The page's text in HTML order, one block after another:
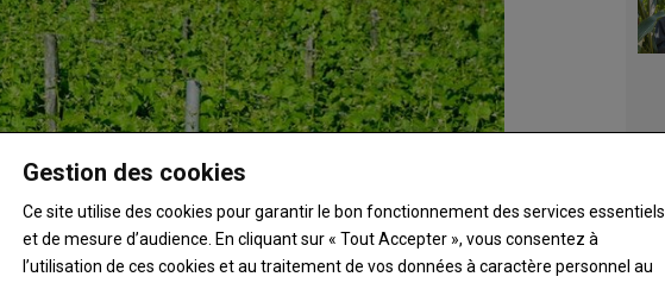
Gestion des cookies
Ce site utilise des cookies pour garantir le bon fonctionnement des services essentiels
et de mesure d’audience. En cliquant sur « Tout Accepter », vous consentez à
l’utilisation de ces cookies et au traitement de vos données à caractère personnel au